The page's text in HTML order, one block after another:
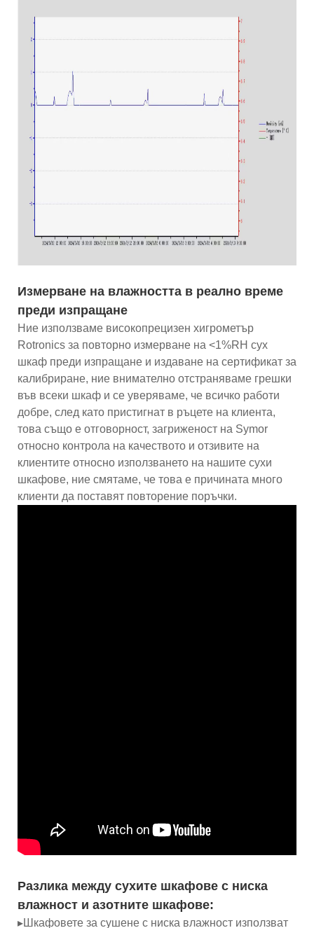
Измерване на влажността в реално време
преди изпращане
Ние използваме високопрецизен хигрометър
Rotronics за повторно измерване на <1%RH сух
шкаф преди изпращане и издаване на сертификат за
калибриране, ние внимателно отстраняваме грешки
във всеки шкаф и се уверяваме, че всичко работи
добре, след като пристигнат в ръцете на клиента,
това също е отговорност, загриженост на Symor
относно контрола на качеството и отзивите на
клиентите относно използването на нашите сухи
шкафове, ние смятаме, че това е причината много
клиенти да поставят повторение поръчки.
Разлика между сухите шкафове с ниска
влажност и азотните шкафове:
▸Шкафовете за сушене с ниска влажност използват